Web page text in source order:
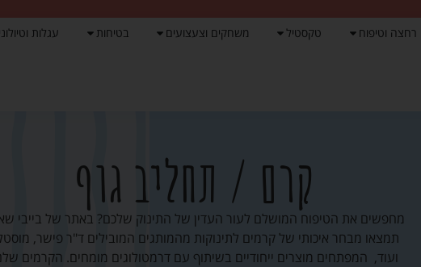
רחצה וטיפוח טקסטיל משחקים וצעצועים בטיחות עגלות
קרם / תחליב גוף
מחפשים את הטיפוח המושלם לעור העדין של התינוק שלכם? באתר של בייבי
תמצאו מבחר איכותי של קרמים לתינוקות מהמותגים המובילים ד"ר פישר,
ועוד, המפתחים מוצרים ייחודיים בשיתוף עם דרמטולוגים מומחים. הקרמים